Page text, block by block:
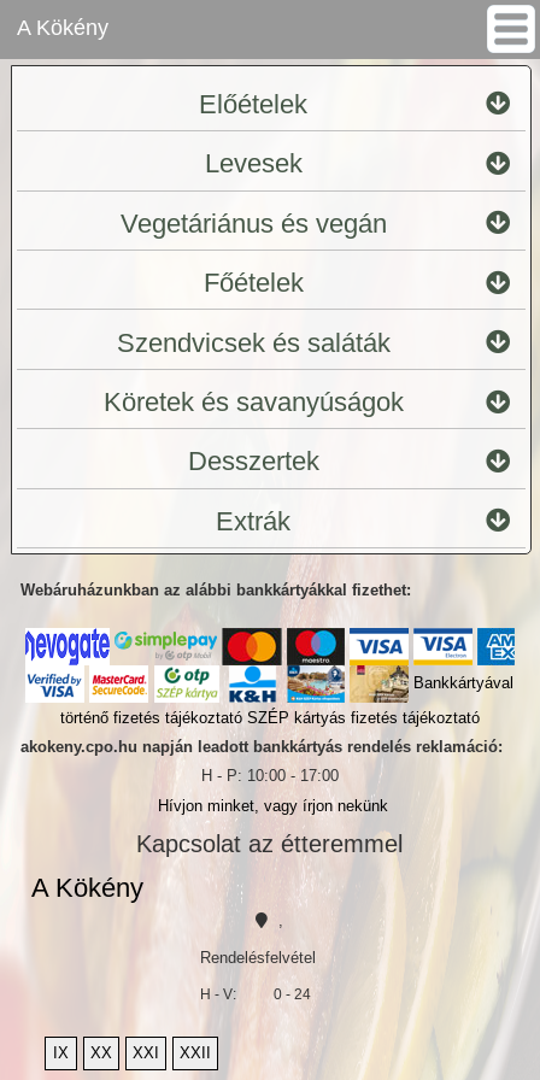
A Kökény
Előételek
Levesek
Vegetáriánus és vegán
Főételek
Szendvicsek és saláták
Köretek és savanyúságok
Desszertek
Extrák
Webáruházunkban az alábbi bankkártyákkal fizethet:
Bankkártyával
történő fizetés tájékoztató SZÉP kártyás fizetés tájékoztató
akokeny.cpo.hu napján leadott bankkártyás rendelés reklamáció:
H - P: 10:00 - 17:00
Hívjon minket, vagy írjon nekünk
Kapcsolat az étteremmel
A Kökény
Rendelésfelvétel
H - V: 0 - 24
IX XX XXI XXII